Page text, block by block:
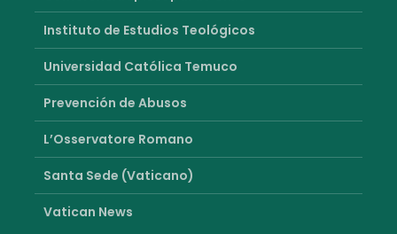
Instituto de Estudios Teológicos
Universidad Católica Temuco
Prevención de Abusos
L’Osservatore Romano
Santa Sede (Vaticano)
Vatican News